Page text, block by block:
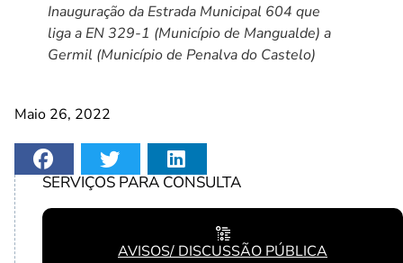
Inauguração da Estrada Municipal 604 que
liga a EN 329-1 (Município de Mangualde) a
Germil (Município de Penalva do Castelo)
Maio 26, 2022
SERVIÇOS PARA CONSULTA
AVISOS/ DISCUSSÃO PÚBLICA